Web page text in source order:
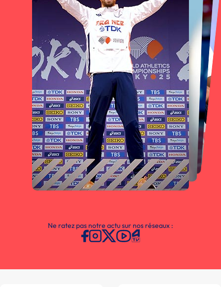
Ne ratez pas notre actu sur nos réseaux :